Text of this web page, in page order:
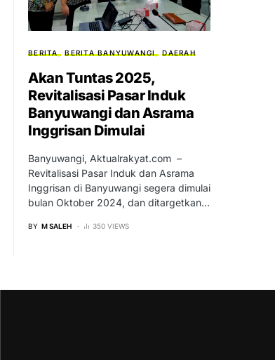
BERITA BERITA BANYUWANGI DAERAH
Akan Tuntas 2025,
Revitalisasi Pasar Induk
Banyuwangi dan Asrama
Inggrisan Dimulai
Banyuwangi, Aktualrakyat.com –
Revitalisasi Pasar Induk dan Asrama
Inggrisan di Banyuwangi segera dimulai
bulan Oktober 2024, dan ditargetkan…
BY M SALEH 350 VIEWS